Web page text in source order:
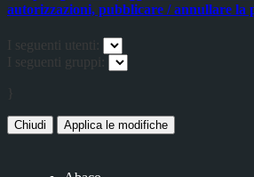
autorizzazioni, pubblicare / annullare la
I seguenti utenti:
I seguenti gruppi:
Chiudi Applica le modifiche